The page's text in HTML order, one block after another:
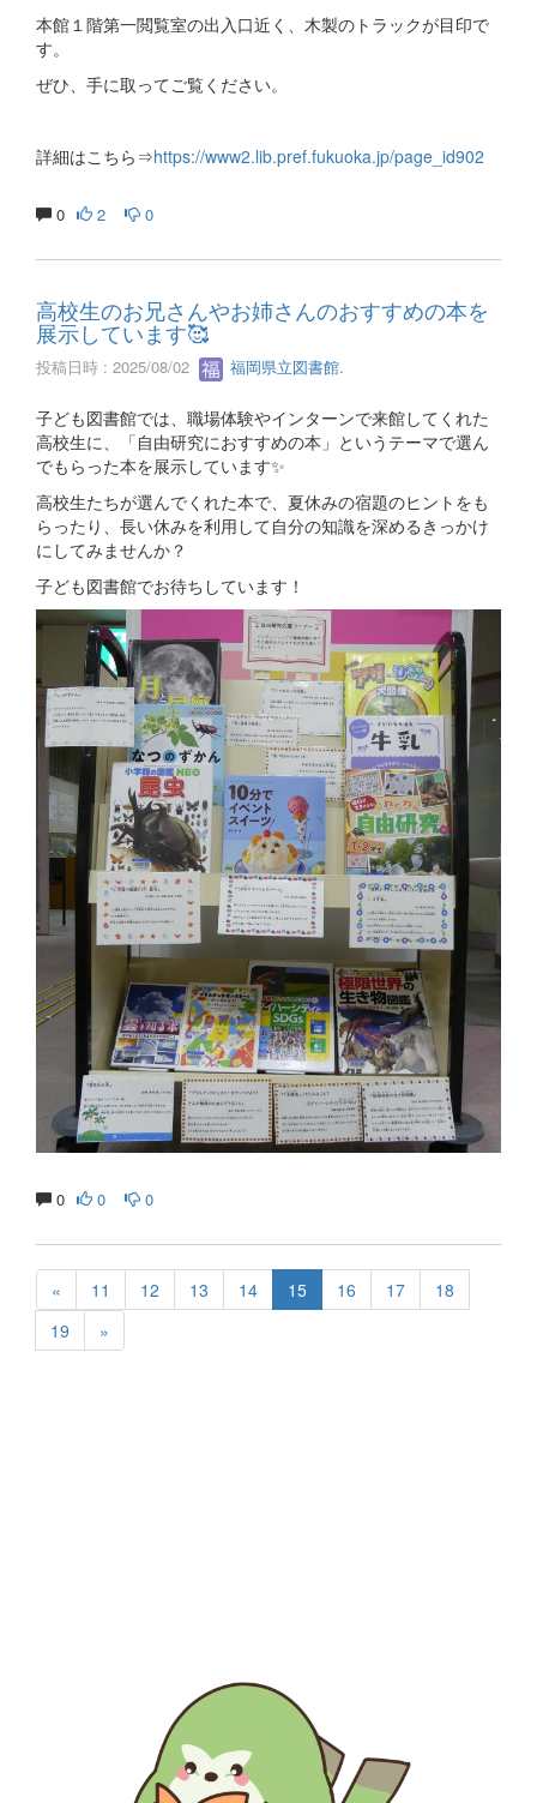
本館１階第一閲覧室の出入口近く、木製のトラックが目印で
す。
ぜひ、手に取ってご覧ください。
詳細はこちら⇒https://www2.lib.pref.fukuoka.jp/page_id902
0 2 0
高校生のお兄さんやお姉さんのおすすめの本を
展示しています🥰
投稿日時 : 2025/08/02 福岡県立図書館.
子ども図書館では、職場体験やインターンで来館してくれた
高校生に、「自由研究におすすめの本」というテーマで選ん
でもらった本を展示しています✨
高校生たちが選んでくれた本で、夏休みの宿題のヒントをも
らったり、長い休みを利用して自分の知識を深めるきっかけ
にしてみませんか？
子ども図書館でお待ちしています！
0 0 0
« 11 12 13 14 15 16 17
18
19
»